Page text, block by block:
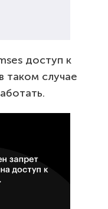
доступ к
таком случае